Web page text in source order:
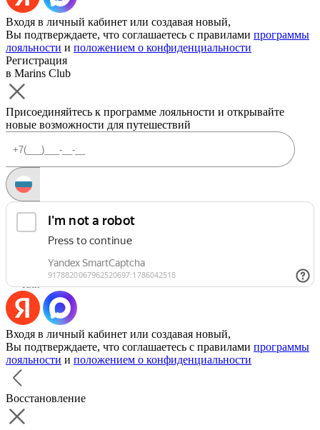
Входя в личный кабинет или создавая новый,
Вы подтверждаете, что соглашаетесь с правилами программы
лояльности и положением о конфиденциальности
Регистрация
в Marins Club
Присоединяйтесь к программе лояльности и открывайте
новые возможности для путешествий
Запросить код
Уже есть аккаунт?Войти
Или
Входя в личный кабинет или создавая новый,
Вы подтверждаете, что соглашаетесь с правилами программы
лояльности и положением о конфиденциальности
Восстановление